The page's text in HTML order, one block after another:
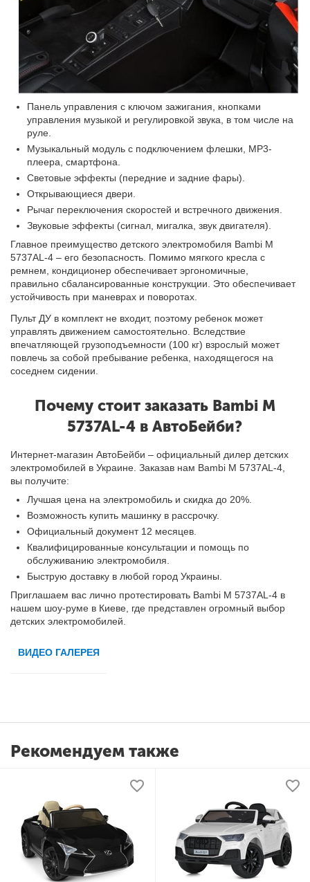
Панель управления с ключом зажигания, кнопками
управления музыкой и регулировкой звука, в том числе на
руле.
Музыкальный модуль с подключением флешки, MP3-
плеера, смартфона.
Световые эффекты (передние и задние фары).
Открывающиеся двери.
Рычаг переключения скоростей и встречного движения.
Звуковые эффекты (сигнал, мигалка, звук двигателя).
Главное преимущество детского электромобиля Bambi M
5737AL-4 – его безопасность. Помимо мягкого кресла с
ремнем, кондиционер обеспечивает эргономичные,
правильно сбалансированные конструкции. Это обеспечивает
устойчивость при маневрах и поворотах.
Пульт ДУ в комплект не входит, поэтому ребенок может
управлять движением самостоятельно. Вследствие
впечатляющей грузоподъемности (100 кг) взрослый может
повлечь за собой пребывание ребенка, находящегося на
соседнем сидении.
Почему стоит заказать Bambi M
5737AL-4 в АвтоБейби?
Интернет-магазин АвтоБейби – официальный дилер детских
электромобилей в Украине. Заказав нам Bambi M 5737AL-4,
вы получите:
Лучшая цена на электромобиль и скидка до 20%.
Возможность купить машинку в рассрочку.
Официальный документ 12 месяцев.
Квалифицированные консультации и помощь по
обслуживанию электромобиля.
Быструю доставку в любой город Украины.
Приглашаем вас лично протестировать Bambi M 5737AL-4 в
нашем шоу-руме в Киеве, где представлен огромный выбор
детских электромобилей.
ВИДЕО ГАЛЕРЕЯ
Рекомендуем также